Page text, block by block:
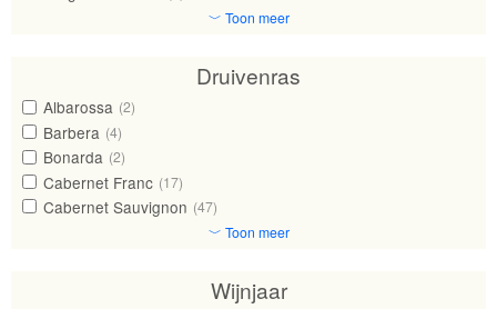
﹀ Toon meer
Druivenras
Albarossa (2)
Barbera (4)
Bonarda (2)
Cabernet Franc (17)
Cabernet Sauvignon (47)
﹀ Toon meer
Wijnjaar